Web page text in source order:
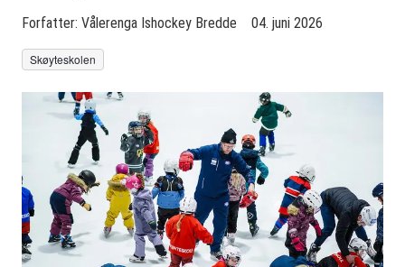
Forfatter: Vålerenga Ishockey Bredde 04. juni 2026
Skøyteskolen